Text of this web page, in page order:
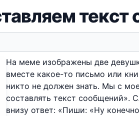
текст
На меме изображены две
вместе какое-то письмо или
никто не должен знать. Мы с
составлять текст сообщений».
внизу ответ: «Пиши: «Ну